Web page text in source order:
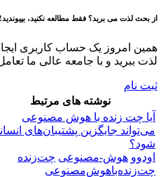
از بحث لذت می برید؟ فقط مطالعه نکنید، بپیوندید!
همین امروز یک حساب کاربری
لذت ببرید و با جامعه عالی ما
ثبت نام
نوشته های مرتبط
آیا چت زنده با هوش مصنوعی
می‌تواند جایگزین پشتیبان‌های
شود؟
اودوو هوش-مصنوعی چت‌زنده
چت‌زنده‌با‌هوش‌مصنوعی